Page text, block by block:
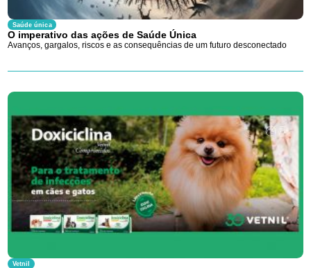
Saúde única
O imperativo das ações de Saúde Única
Avanços, gargalos, riscos e as consequências de um futuro desconectado
Vetnil